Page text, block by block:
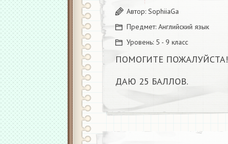
Автор: SophiiaGa
Предмет: Английский язык
Уровень: 5 - 9 класс
ПОМОГИТЕ ПОЖАЛУЙСТА!
ДАЮ 25 БАЛЛОВ.